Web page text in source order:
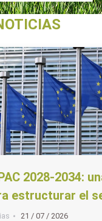
2028-2034:
estructurar el
21 / 07 / 2026